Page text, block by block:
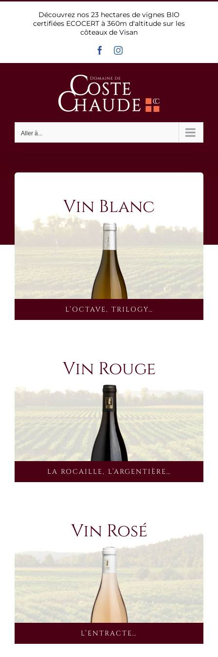
Découvrez nos 23 hectares de vignes BIO
certifiées ECOCERT à 360m d'altitude sur les
côteaux de Visan
FacebookInstagram
Aller à...
Vin Blanc
L’OCTAVE, TRILOGY…
Vin Rouge
LA ROCAILLE, L’ARGENTIÈRE…
Vin Rosé
L’ENTRACTE…